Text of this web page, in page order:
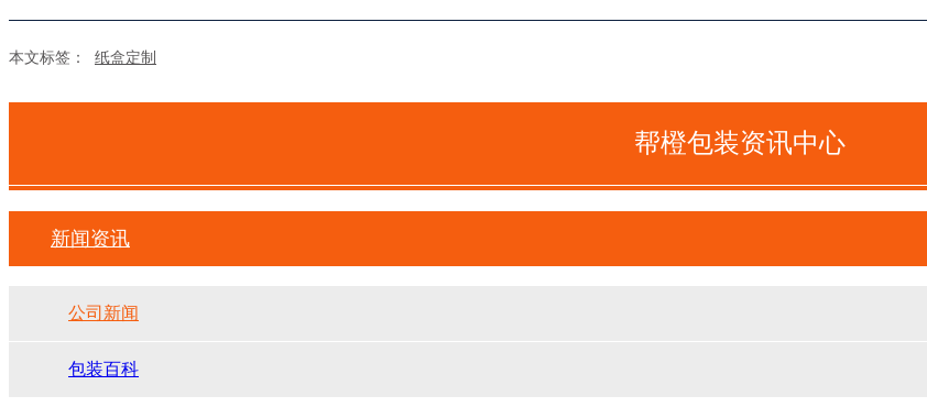
本文标签： 纸盒定制
帮橙包装资讯中心
新闻资讯
公司新闻
包装百科
善德-保健品包装定制折叠礼盒